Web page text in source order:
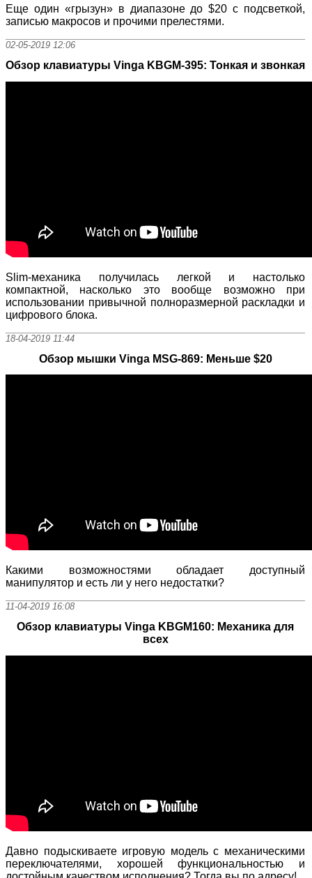
Еще один «грызун» в диапазоне до $20 с подсветкой,
записью макросов и прочими прелестями.
02-05-2019 12:06
Обзор клавиатуры Vinga KBGM-395: Тонкая и звонкая
Slim-механика получилась легкой и настолько
компактной, насколько это вообще возможно при
использовании привычной полноразмерной раскладки и
цифрового блока.
18-04-2019 11:44
Обзор мышки Vinga MSG-869: Меньше $20
Какими возможностями обладает доступный
манипулятор и есть ли у него недостатки?
11-04-2019 16:08
Обзор клавиатуры Vinga KBGM160: Механика для
всех
Давно подыскиваете игровую модель с механическими
переключателями, хорошей функциональностью и